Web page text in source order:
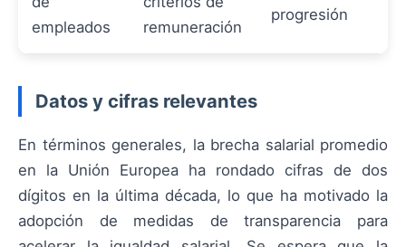
empleados
remuneración
progresión
Datos y cifras relevantes
En términos generales, la brecha salarial promedio
en la Unión Europea ha rondado cifras de dos
dígitos en la última década, lo que ha motivado la
adopción de medidas de transparencia para